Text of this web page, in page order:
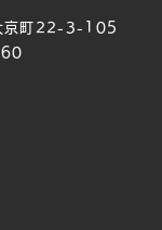
京町22-3-105